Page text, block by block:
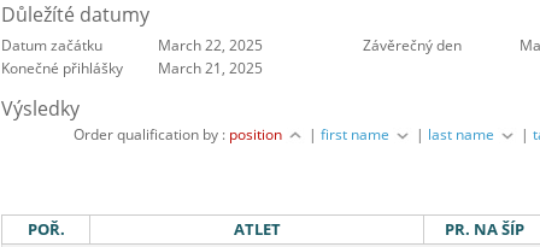
Důležíté datumy
Datum začátku March 22, 2025 Závěrečný den
Konečné přihlášky
March 21, 2025
Výsledky
Order qualification by : position |first name | last name |
POŘ. ATLET PR. NA ŠÍP